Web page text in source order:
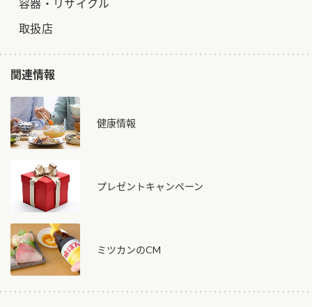
容器・リサイクル
取扱店
関連情報
健康情報
プレゼントキャンペーン
ミツカンのCM